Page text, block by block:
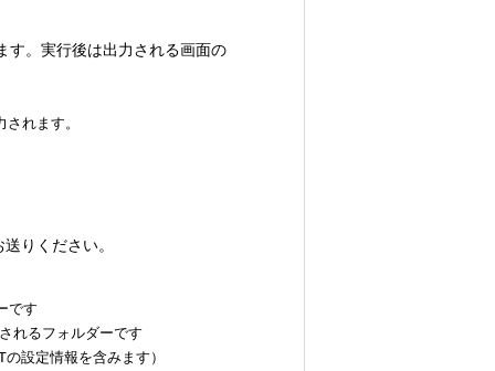
す。実行後は出力される画面の
れます。
りください。
す
るフォルダーです
定情報を含みます）